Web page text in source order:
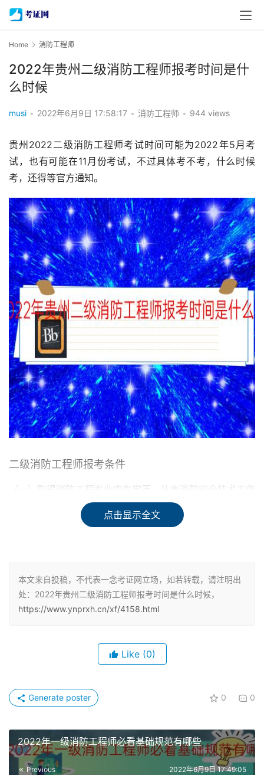
Home 消防工程师
2022年贵州二级消防工程师报考时间是什
么时候
musi • 2022年6月9日 17:58:17 • 消防工程师 • 944 views
贵州2022二级消防工程师考试时间可能为2022年5月考
试，也有可能在11月份考试，不过具体考不考，什么时候
考，还得等官方通知。
二级消防工程师报考条件
（一）取得消防工程专业中专学历，从事消防安全技术工作
满3年；或者取得消防工程相关专业中专学历，从事消防安
全技术工作满4年。
事消防安全技术工作满3年。
（三）取得消防工程专业大学本科学历或者学位，从事消防
学历或者学位，从事消防安全技术工作满2年。
安全技术工作年限相应增加1年。
目前国家规定，在每一个单位，按照单位的人数会组织暖通
空调的安装，那么就需要配备一定人数的注册消防工程师，
点击显示全文
本文来自投稿，不代表一念考证网立场，如若转载，请注明出
处：2022年贵州二级消防工程师报考时间是什么时候，
https://www.ynprxh.cn/xf/4158.html
Like (0)
0 0
Generate poster
2022年一级消防工程师必看基础规范有哪些
Previous 2022年6月9日 17:49:05